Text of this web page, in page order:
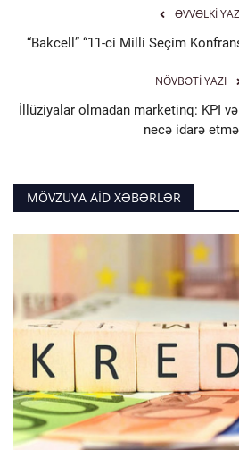
ƏVVƏLKI
“Bakcell” “11-ci Milli Seçim
NÖVBƏTI YAZI
İllüziyalar olmadan marketinq: KPI
necə idarə
MÖVZUYA AID XƏBƏRLƏR